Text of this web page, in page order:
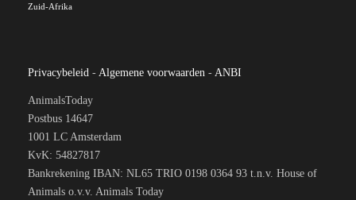
Zuid-Afrika
Privacybeleid - Algemene voorwaarden - ANBI
AnimalsToday
Postbus 14647
1001 LC Amsterdam
KvK: 54827817
Bankrekening IBAN: NL65 TRIO 0198 0364 93 t.n.v. House of
Animals o.v.v. Animals Today